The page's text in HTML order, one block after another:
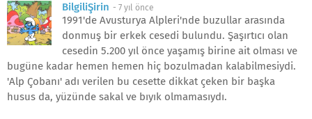
BilgiliŞirin - 7 yıl önce
1991'de Avusturya Alpleri'nde buzullar arasında
donmuş bir erkek cesedi bulundu. Şaşırtıcı olan
cesedin 5.200 yıl önce yaşamış birine ait olması ve
bugüne kadar hemen hemen hiç bozulmadan kalabilmesiydi.
'Alp Çobanı' adı verilen bu cesette dikkat çeken bir başka
husus da, yüzünde sakal ve bıyık olmamasıydı.